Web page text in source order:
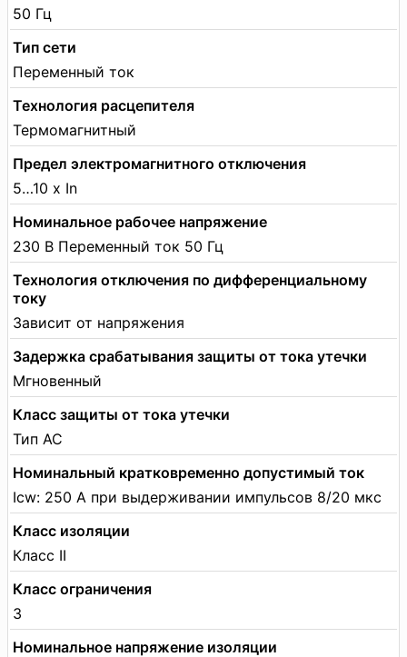
50 Гц
Тип сети
Переменный ток
Технология расцепителя
Термомагнитный
Предел электромагнитного отключения
5…10 x In
Номинальное рабочее напряжение
230 В Переменный ток 50 Гц
Технология отключения по дифференциальному
току
Зависит от напряжения
Задержка срабатывания защиты от тока утечки
Мгновенный
Класс защиты от тока утечки
Тип АС
Номинальный кратковременно допустимый ток
Icw: 250 А при выдерживании импульсов 8/20 мкс
Класс изоляции
Класс II
Класс ограничения
3
Номинальное напряжение изоляции